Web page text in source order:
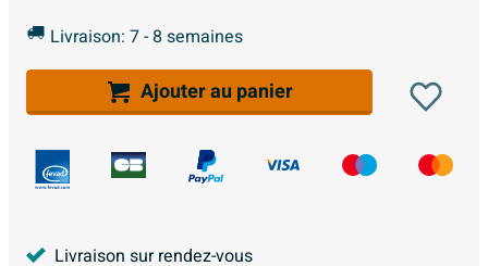
Livraison: 7 - 8 semaines
Ajouter au panier
Livraison sur rendez-vous